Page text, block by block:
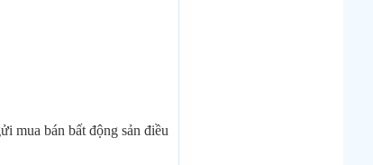
mua bán bất động sản điều